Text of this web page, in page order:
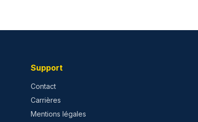
Support
Contact
Carrières
Mentions légales